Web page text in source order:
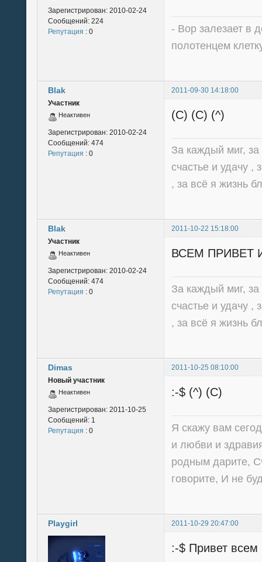
Зарегистрирован: 2010-02-24
Сообщений: 224
Репутация : 0
- Вор залезает в
полотенцем
Blak
2011-09-30 14:18:00
Участник
Неактивен
Зарегистрирован: 2010-02-24
Сообщений: 474
Репутация : 0
(C) (C) (^)
За каждый миг,
счастье и удачу
, за всё я жизнь
Blak
2011-10-22 15:18:00
Участник
Неактивен
Зарегистрирован: 2010-02-24
Сообщений: 474
Репутация : 0
ВСЕМ ПРИВЕТ
За каждый миг,
счастье и удачу
, за всё я жизнь
Dimas
2011-10-25 08:10:00
Новый участник
Неактивен
Зарегистрирован: 2011-10-25
Сообщений: 1
Репутация : 0
:-$ (^) (C)
Я скажу вам
и любви и
родным дарите,
говорите, И не
Playgirl 2011-10-29 20:47:00
:-$ Привет всем